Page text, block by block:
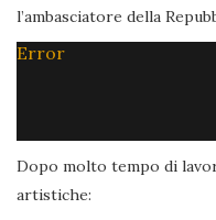
l’ambasciatore della
Error
Dopo molto tempo di
artistiche: